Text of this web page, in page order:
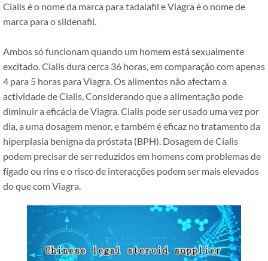
Cialis é o nome da marca para tadalafil e Viagra é o nome de
marca para o sildenafil.
Ambos só funcionam quando um homem está sexualmente
excitado. Cialis dura cerca 36 horas, em comparação com apenas
4 para 5 horas para Viagra. Os alimentos não afectam a
actividade de Cialis, Considerando que a alimentação pode
diminuir a eficácia de Viagra. Cialis pode ser usado uma vez por
dia, a uma dosagem menor, e também é eficaz no tratamento da
hiperplasia benigna da próstata (BPH). Dosagem de Cialis
podem precisar de ser reduzidos em homens com problemas de
fígado ou rins e o risco de interacções podem ser mais elevados
do que com Viagra.